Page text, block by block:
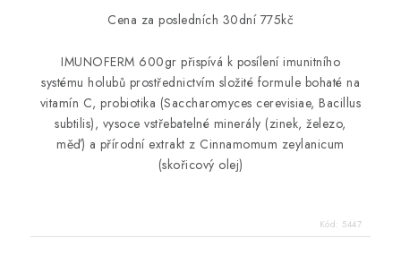
Cena za posledních 30dní 775kč
IMUNOFERM 600gr přispívá k posílení imunitního
systému holubů prostřednictvím složité formule bohaté na
vitamín C, probiotika (Saccharomyces cerevisiae, Bacillus
subtilis), vysoce vstřebatelné minerály (zinek, železo,
měď) a přírodní extrakt z Cinnamomum zeylanicum
(skořicový olej)
Kód: 5447